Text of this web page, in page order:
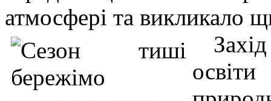
атмосфері та викликало